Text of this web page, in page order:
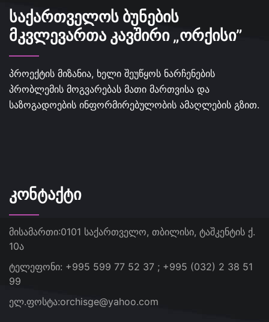
ᲡᲐᲥᲐᲠᲗᲕᲔᲚᲝᲡ ᲑᲣᲜᲔᲑᲘᲡ
ᲛᲙᲕᲚᲔᲕᲐᲠᲗᲐ ᲙᲐᲕᲨᲘᲠᲘ „ᲝᲠᲥᲘᲡᲘ”
პროექტის მიზანია, ხელი შეუწყოს ნარჩენების
პრობლემის მოგვარებას მათი მართვისა და
საზოგადოების ინფორმირებულობის ამაღლების გზით.
ᲙᲝᲜᲢᲐᲥᲢᲘ
მისამართი:0101 საქართველო, თბილისი, ტაშკენტის ქ.
10ა
ტელეფონი: +995 599 77 52 37 ; +995 (032) 2 38 51
99
ელ.ფოსტა:orchisge@yahoo.com